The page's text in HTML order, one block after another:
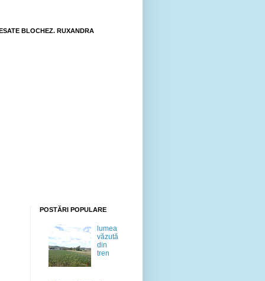
BLOCHEZ. RUXANDRA
POSTĂRI POPULARE
lumea
văzută
din
tren